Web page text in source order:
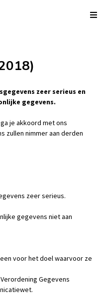
zeer serieus en
gegevens.
je akkoord met ons
zullen nimmer aan derden
zeer serieus.
gegevens niet aan
voor het doel waarvoor ze
Gegevens